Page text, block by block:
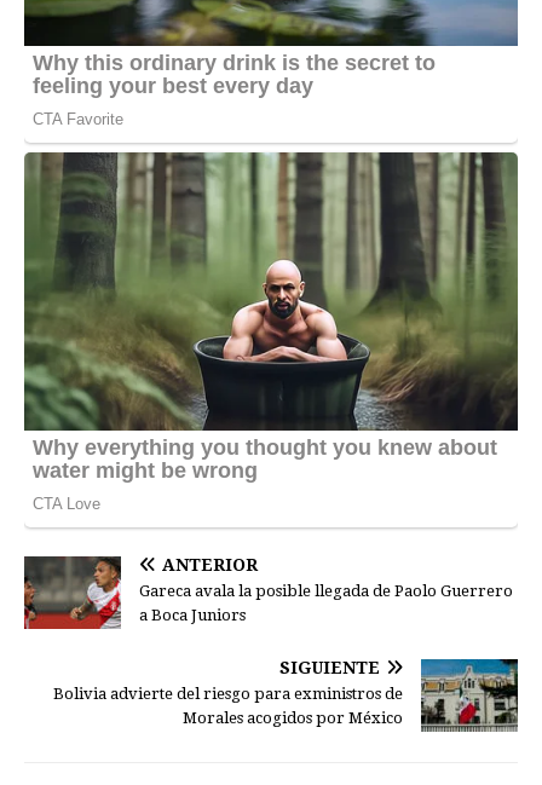
ANTERIOR
Gareca avala la posible llegada de Paolo Guerrero
a Boca Juniors
SIGUIENTE
Bolivia advierte del riesgo para exministros de
Morales acogidos por México